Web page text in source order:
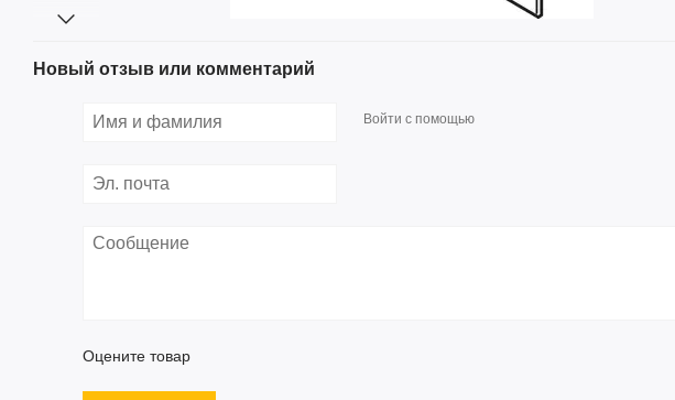
Новый отзыв или комментарий
Войти с помощью
Оцените товар